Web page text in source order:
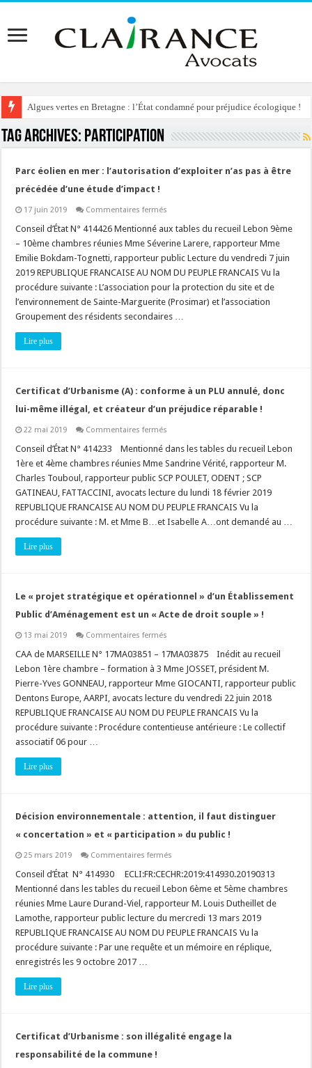
Algues vertes en Bretagne : l’État condamné pour préjudice écologique !
Tag Archives: participation
Parc éolien en mer : l’autorisation d’exploiter n’as pas à être
précédée d’une étude d’impact !
17 juin 2019 Commentaires fermés
éolien
mer
:
l’autorisation
d’exploiter
n’as
pas
à
être
précédée
Conseil d’État N° 414426 Mentionné aux tables du recueil Lebon 9ème
– 10ème chambres réunies Mme Séverine Larere, rapporteur Mme
Emilie Bokdam-Tognetti, rapporteur public Lecture du vendredi 7 juin
2019 REPUBLIQUE FRANCAISE AU NOM DU PEUPLE FRANCAIS Vu la
procédure suivante : L’association pour la protection du site et de
l’environnement de Sainte-Marguerite (Prosimar) et l’association
Groupement des résidents secondaires …
Lire plus
Certificat d’Urbanisme (A) : conforme à un PLU annulé, donc
lui-même illégal, et créateur d’un préjudice réparable !
22 mai 2019 Commentaires fermés
d’Urbanisme
:
conforme
à
un
annulé,
donc
réparable
!
Conseil d’État N° 414233 Mentionné dans les tables du recueil Lebon
1ère et 4ème chambres réunies Mme Sandrine Vérité, rapporteur M.
Charles Touboul, rapporteur public SCP POULET, ODENT ; SCP
GATINEAU, FATTACCINI, avocats lecture du lundi 18 février 2019
REPUBLIQUE FRANCAISE AU NOM DU PEUPLE FRANCAIS Vu la
procédure suivante : M. et Mme B…et Isabelle A…ont demandé au …
Lire plus
Le « projet stratégique et opérationnel » d’un Établissement
Public d’Aménagement est un « Acte de droit souple » !
13 mai 2019 Commentaires fermés
« projet
et
opérationnel »
d’un
Établissement
d’Aménagement
est
CAA de MARSEILLE N° 17MA03851 – 17MA03875 Inédit au recueil
Lebon 1ère chambre – formation à 3 Mme JOSSET, président M.
Pierre-Yves GONNEAU, rapporteur Mme GIOCANTI, rapporteur public
Dentons Europe, AARPI, avocats lecture du vendredi 22 juin 2018
REPUBLIQUE FRANCAISE AU NOM DU PEUPLE FRANCAIS Vu la
procédure suivante : Procédure contentieuse antérieure : Le collectif
associatif 06 pour …
Lire plus
Décision environnementale : attention, il faut distinguer
« concertation » et « participation » du public !
25 mars 2019 Commentaires fermés
environnementale
attention,
il
faut
distinguer
et
« participation »
Conseil d’État N° 414930 ECLI:FR:CECHR:2019:414930.20190313
Mentionné dans les tables du recueil Lebon 6ème et 5ème chambres
réunies Mme Laure Durand-Viel, rapporteur M. Louis Dutheillet de
Lamothe, rapporteur public lecture du mercredi 13 mars 2019
REPUBLIQUE FRANCAISE AU NOM DU PEUPLE FRANCAIS Vu la
procédure suivante : Par une requête et un mémoire en réplique,
enregistrés les 9 octobre 2017 …
Lire plus
Certificat d’Urbanisme : son illégalité engage la
responsabilité de la commune !